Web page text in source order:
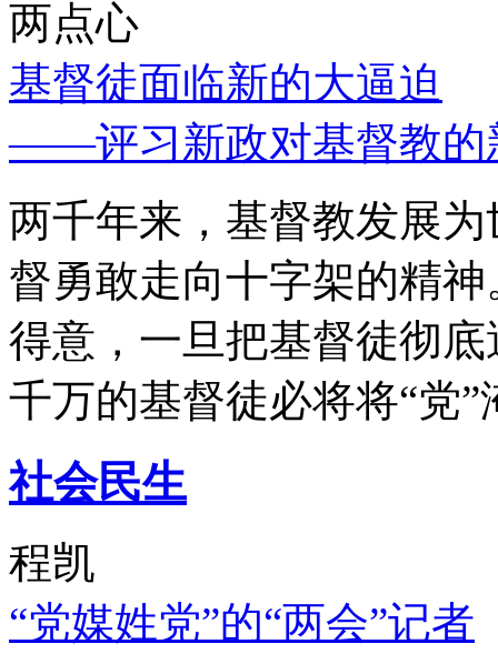
两点心
基督徒面临新的大逼迫
——评习新政对基督教的
两千年来，基督教发展
督勇敢走向十字架的精
得意，一旦把基督徒彻
千万的基督徒必将将“党”
社会民生
程凯
“党媒姓党”的“两会”记者